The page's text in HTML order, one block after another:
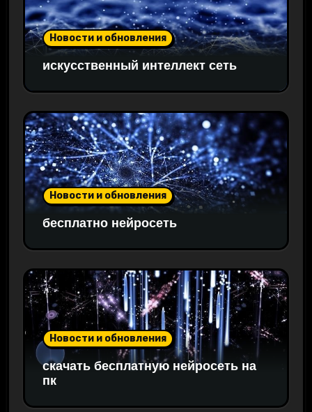
Новости и обновления
искусственный интеллект сеть
Новости и обновления
бесплатно нейросеть
Новости и обновления
скачать бесплатную нейросеть на
пк